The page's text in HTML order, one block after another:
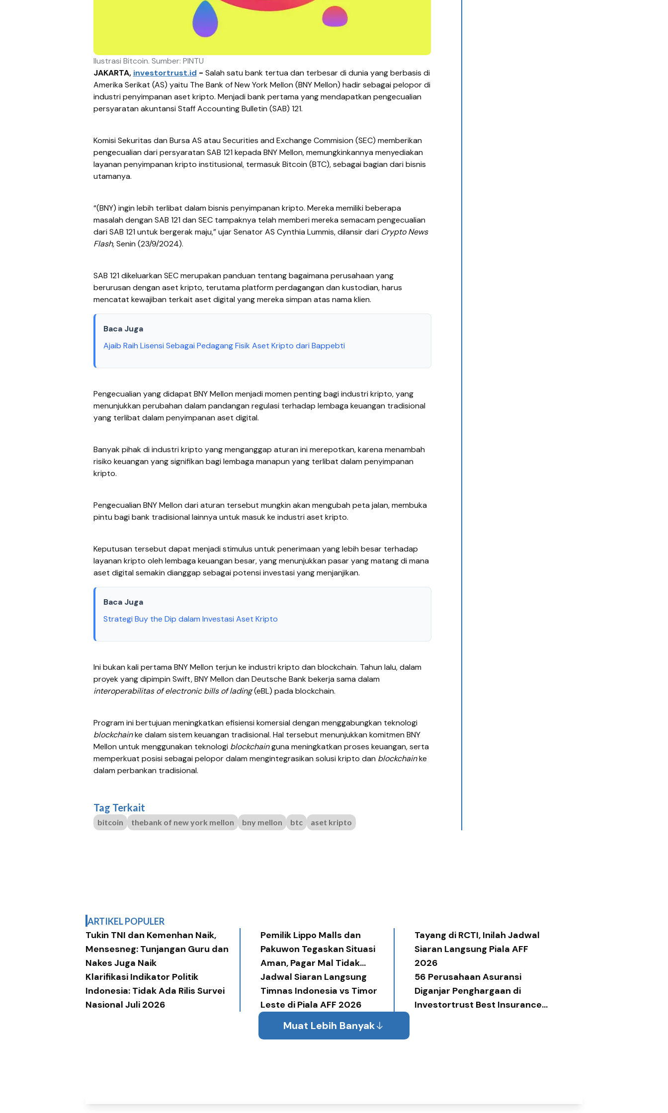
Ilustrasi Bitcoin. Sumber: PINTU
JAKARTA, investortrust.id - Salah satu bank tertua dan terbesar di dunia yang berbasis di
Amerika Serikat (AS) yaitu The Bank of New York Mellon (BNY Mellon) hadir sebagai pelopor di
industri penyimpanan aset kripto. Menjadi bank pertama yang mendapatkan pengecualian
persyaratan akuntansi Staff Accounting Bulletin (SAB) 121.
Komisi Sekuritas dan Bursa AS atau Securities and Exchange Commision (SEC) memberikan
pengecualian dari persyaratan SAB 121 kepada BNY Mellon, memungkinkannya menyediakan
layanan penyimpanan kripto institusional, termasuk Bitcoin (BTC), sebagai bagian dari bisnis
utamanya.
“(BNY) ingin lebih terlibat dalam bisnis penyimpanan kripto. Mereka memiliki beberapa
masalah dengan SAB 121 dan SEC tampaknya telah memberi mereka semacam pengecualian
dari SAB 121 untuk bergerak maju,” ujar Senator AS Cynthia Lummis, dilansir dari Crypto News
Flash,Senin (23/9/2024).
SAB 121 dikeluarkan SEC merupakan panduan tentang bagaimana perusahaan yang
berurusan dengan aset kripto, terutama platform perdagangan dan kustodian, harus
mencatat kewajiban terkait aset digital yang mereka simpan atas nama klien.
Baca Juga
Ajaib Raih Lisensi Sebagai Pedagang Fisik Aset Kripto dari Bappebti
Pengecualian yang didapat BNY Mellon menjadi momen penting bagi industri kripto, yang
menunjukkan perubahan dalam pandangan regulasi terhadap lembaga keuangan tradisional
yang terlibat dalam penyimpanan aset digital.
Banyak pihak di industri kripto yang menganggap aturan ini merepotkan, karena menambah
risiko keuangan yang signifikan bagi lembaga manapun yang terlibat dalam penyimpanan
kripto.
Pengecualian BNY Mellon dari aturan tersebut mungkin akan mengubah peta jalan, membuka
pintu bagi bank tradisional lainnya untuk masuk ke industri aset kripto.
Keputusan tersebut dapat menjadi stimulus untuk penerimaan yang lebih besar terhadap
layanan kripto oleh lembaga keuangan besar, yang menunjukkan pasar yang matang di mana
aset digital semakin dianggap sebagai potensi investasi yang menjanjikan.
Baca Juga
Strategi Buy the Dip dalam Investasi Aset Kripto
Ini bukan kali pertama BNY Mellon terjun ke industri kripto dan blockchain. Tahun lalu, dalam
proyek yang dipimpin Swift, BNY Mellon dan Deutsche Bank bekerja sama dalam
interoperabilitas of electronic bills of lading(eBL) pada blockchain.
Program ini bertujuan meningkatkan efisiensi komersial dengan menggabungkan teknologi
blockchainke dalam sistem keuangan tradisional. Hal tersebut menunjukkan komitmen BNY
Mellon untuk menggunakan teknologi blockchainguna meningkatkan proses keuangan, serta
memperkuat posisi sebagai pelopor dalam mengintegrasikan solusi kripto dan blockchainke
dalam perbankan tradisional.
Tag Terkait
bitcoin thebank of new york mellon bny mellon btc aset kripto
ARTIKEL POPULER
Tukin TNI dan Kemenhan Naik,
Mensesneg: Tunjangan Guru dan
Nakes Juga Naik
Pemilik Lippo Malls dan
Pakuwon Tegaskan Situasi
Aman, Pagar Mal Tidak
Diperlukan
Tayang di RCTI, Inilah Jadwal
Siaran Langsung Piala AFF
2026
Klarifikasi Indikator Politik
Indonesia: Tidak Ada Rilis Survei
Nasional Juli 2026
Jadwal Siaran Langsung
Timnas Indonesia vs Timor
Leste di Piala AFF 2026
56 Perusahaan Asuransi
Diganjar Penghargaan di
Investortrust Best Insurance
Muat Lebih Banyak